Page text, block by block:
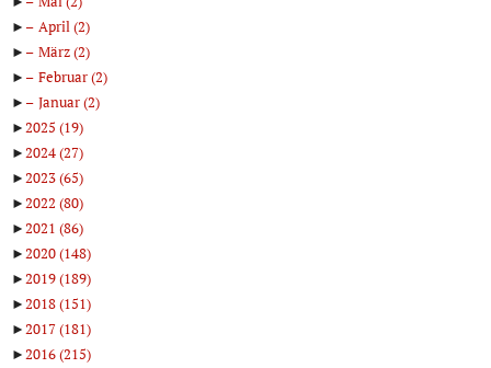
►
April(2)
►
März(2)
►
Februar(2)
►
Januar(2)
►2025 (19)
►2024(27)
►2023(65)
►2022 (80)
►2021 (86)
►2020(148)
►2019(189)
►2018(151)
►2017(181)
►2016(215)